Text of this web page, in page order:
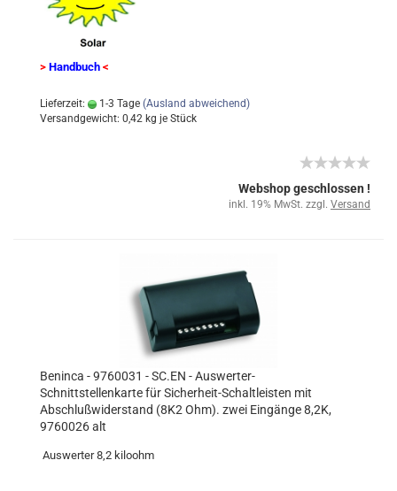
> Handbuch <
Lieferzeit: 1-3 Tage (Ausland abweichend)
Versandgewicht: 0,42 kg je Stück
Webshop geschlossen !
inkl. 19% MwSt. zzgl. Versand
Beninca - 9760031 - SC.EN - Auswerter-
Schnittstellenkarte für Sicherheit-Schaltleisten mit
Abschlußwiderstand (8K2 Ohm). zwei Eingänge 8,2K,
9760026 alt
Auswerter 8,2 kiloohm